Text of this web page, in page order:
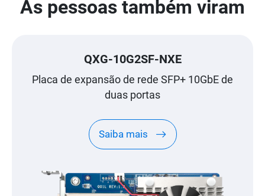
As pessoas também viram
QXG-10G2SF-NXE
Placa de expansão de rede SFP+ 10GbE de
duas portas
Saiba mais